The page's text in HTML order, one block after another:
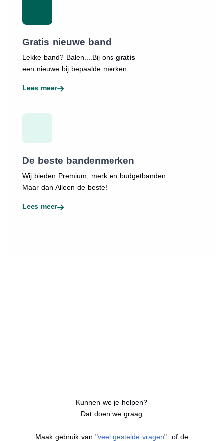
Gratis nieuwe band
Lekke band? Balen....Bij ons gratis
een nieuwe bij bepaalde merken.
Lees meer
De beste bandenmerken
Wij bieden Premium, merk en budgetbanden.
Maar dan Alleen de beste!
Lees meer
Kunnen we je helpen?
Dat doen we graag
Maak gebruik van "veel gestelde vragen" of de